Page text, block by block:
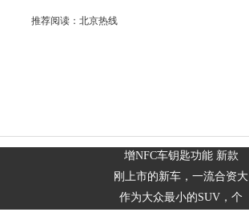
推荐阅读： 北京热线
增NFC车钥匙功能 新款
刚上市的新车，一流合资大
作为大众最小的SUV，个